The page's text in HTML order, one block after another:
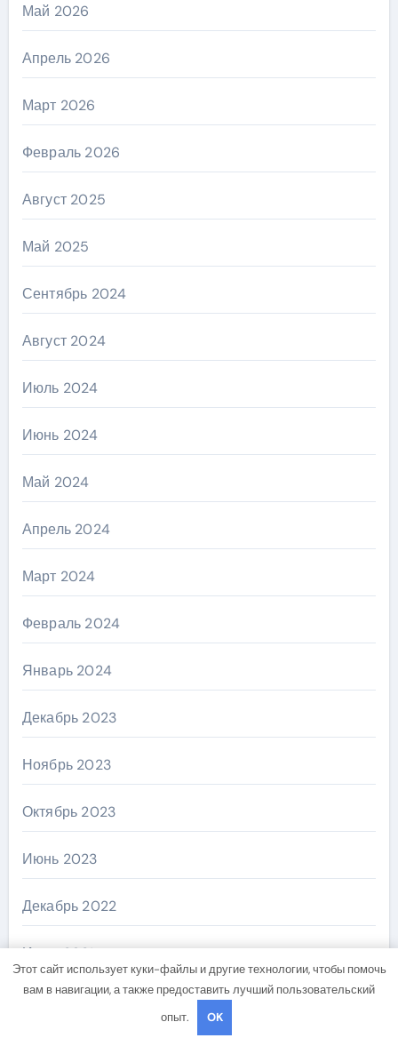
Май 2026
Апрель 2026
Март 2026
Февраль 2026
Август 2025
Май 2025
Сентябрь 2024
Август 2024
Июль 2024
Июнь 2024
Май 2024
Апрель 2024
Март 2024
Февраль 2024
Январь 2024
Декабрь 2023
Ноябрь 2023
Октябрь 2023
Июнь 2023
Декабрь 2022
Июль 2021
Июнь 2020
Этот сайт использует куки-файлы и другие технологии, чтобы помочь
вам в навигации, а также предоставить лучший пользовательский
опыт.
OK